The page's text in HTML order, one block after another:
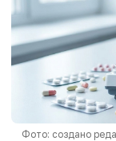
Фото: создано